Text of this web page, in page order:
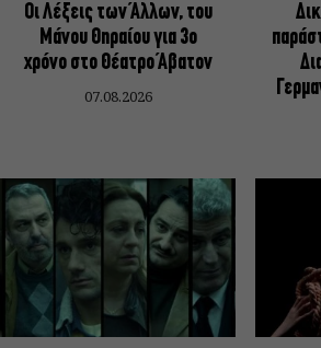
Οι Λέξεις των Άλλων, του
Μάνου Θηραίου για 3ο
χρόνο στο Θέατρο Άβατον
07.08.2026